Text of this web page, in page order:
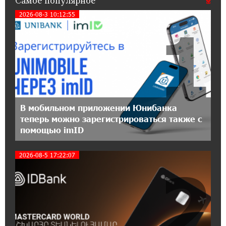
Flyone: Idram&IDBank
11:30:15 17-07-2026
Ucom и Microsoft Innovation Center помогают
школьникам развивать навыки
кибербезопасности
При поддержке Ucom в Шенаване
установлена солнечная станция мощностью
10 кВт
Юнибанк разыграет поездку в Италию среди
новых держателей карт Mastercard World
«Travel»
Москва–Баку: есть разногласия, но связи
2026-08-3 10:12:55
В мобильном приложении Юнибанка
теперь можно зарегистрироваться также с
помощью imID
1
2026-08-5 17:22:07
2